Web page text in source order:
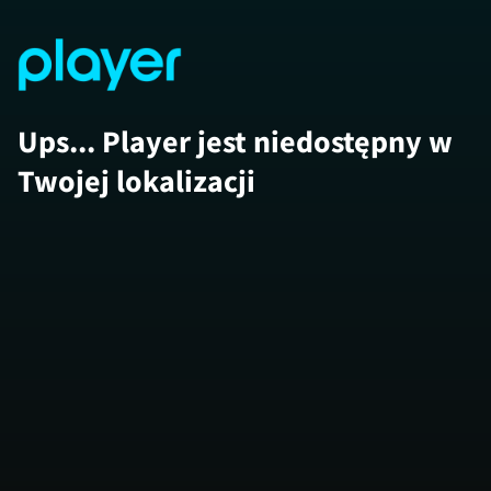
Ups... Player jest niedostępny w
Twojej lokalizacji